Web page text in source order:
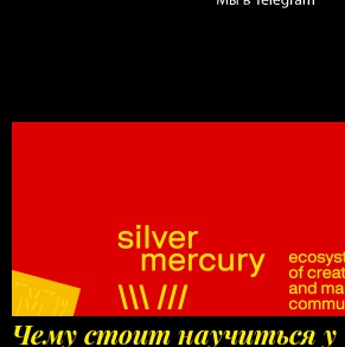
Чему стоит научиться у